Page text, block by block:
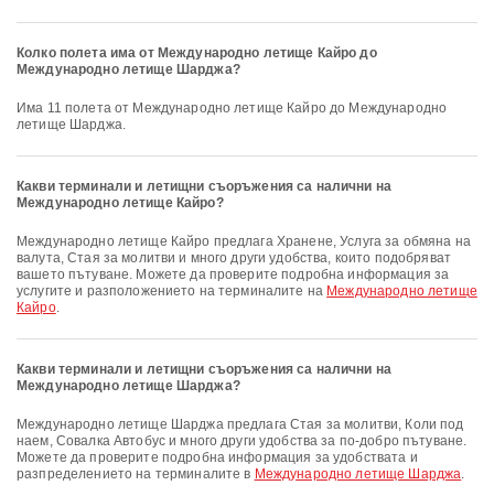
Колко полета има от Международно летище Кайро до
Международно летище Шарджа?
Има 11 полета от Международно летище Кайро до Международно
летище Шарджа.
Какви терминали и летищни съоръжения са налични на
Международно летище Кайро?
Международно летище Кайро предлага Хранене, Услуга за обмяна на
валута, Стая за молитви и много други удобства, които подобряват
вашето пътуване. Можете да проверите подробна информация за
услугите и разположението на терминалите на Международно летище
Кайро.
Какви терминали и летищни съоръжения са налични на
Международно летище Шарджа?
Международно летище Шарджа предлага Стая за молитви, Коли под
наем, Совалка Автобус и много други удобства за по-добро пътуване.
Можете да проверите подробна информация за удобствата и
разпределението на терминалите в Международно летище Шарджа.